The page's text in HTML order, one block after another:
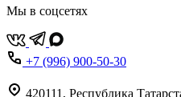
Мы в соцсетях
+7 (996) 900-50-30
420111 , Республика